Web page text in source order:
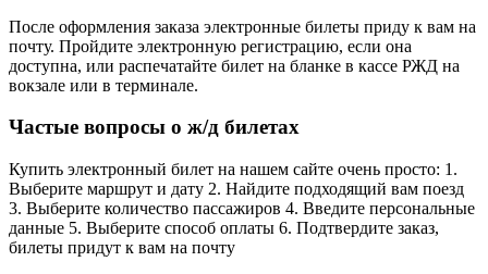
После оформления заказа электронные билеты приду к вам на
почту. Пройдите электронную регистрацию, если она
доступна, или распечатайте билет на бланке в кассе РЖД на
вокзале или в терминале.
Частые вопросы о ж/д билетах
Купить электронный билет на нашем сайте очень просто: 1.
Выберите маршрут и дату 2. Найдите подходящий вам поезд
3. Выберите количество пассажиров 4. Введите персональные
данные 5. Выберите способ оплаты 6. Подтвердите заказ,
билеты придут к вам на почту